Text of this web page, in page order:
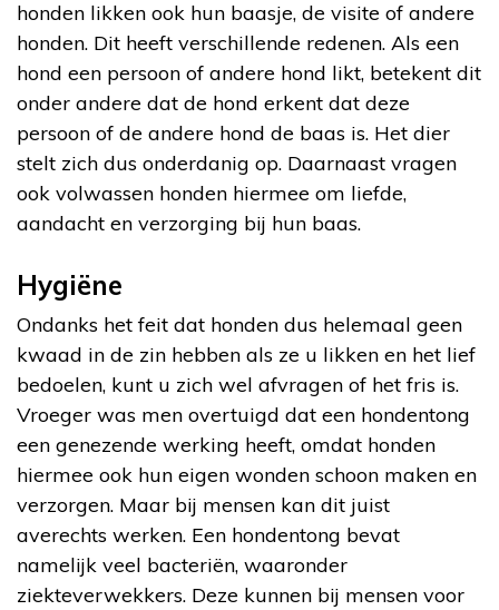
honden likken ook hun baasje, de visite of andere
honden. Dit heeft verschillende redenen. Als een
hond een persoon of andere hond likt, betekent dit
onder andere dat de hond erkent dat deze
persoon of de andere hond de baas is. Het dier
stelt zich dus onderdanig op. Daarnaast vragen
ook volwassen honden hiermee om liefde,
aandacht en verzorging bij hun baas.
Hygiëne
Ondanks het feit dat honden dus helemaal geen
kwaad in de zin hebben als ze u likken en het lief
bedoelen, kunt u zich wel afvragen of het fris is.
Vroeger was men overtuigd dat een hondentong
een genezende werking heeft, omdat honden
hiermee ook hun eigen wonden schoon maken en
verzorgen. Maar bij mensen kan dit juist
averechts werken. Een hondentong bevat
namelijk veel bacteriën, waaronder
ziekteverwekkers. Deze kunnen bij mensen voor